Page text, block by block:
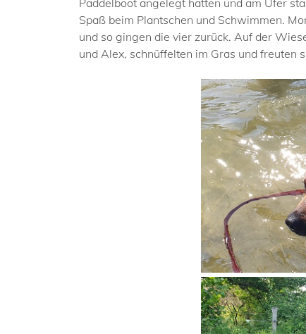
Paddelboot angelegt hatten und am Ufer
Spaß beim Plantschen und Schwimmen.
und so gingen die vier zurück. Auf der
und Alex, schnüffelten im Gras und freuten